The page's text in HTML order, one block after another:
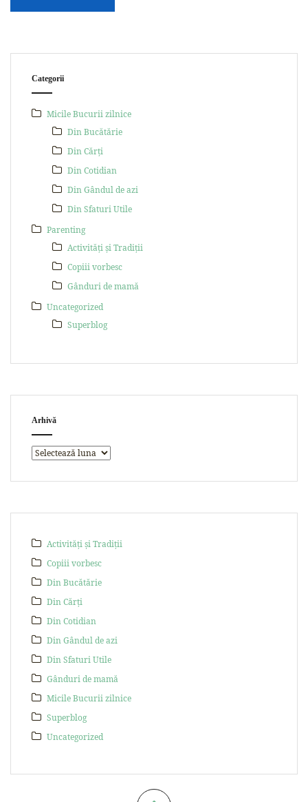
Categorii
Micile Bucurii zilnice
Din Bucătărie
Din Cărți
Din Cotidian
Din Gândul de azi
Din Sfaturi Utile
Parenting
Activități și Tradiții
Copiii vorbesc
Gânduri de mamă
Uncategorized
Superblog
Arhivă
Activități și Tradiții
Copiii vorbesc
Din Bucătărie
Din Cărți
Din Cotidian
Din Gândul de azi
Din Sfaturi Utile
Gânduri de mamă
Micile Bucurii zilnice
Superblog
Uncategorized